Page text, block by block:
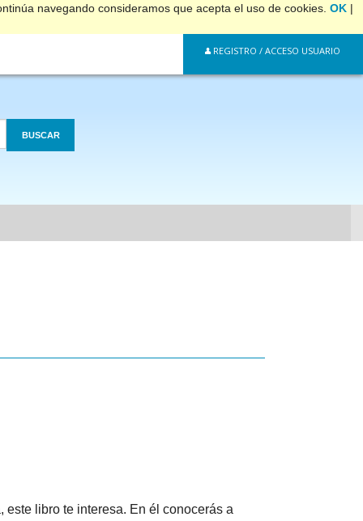
navegando consideramos que acepta el uso de cookies. OK |
REGISTRO / ACCESO USUARIO
BUSCAR
libro te interesa. En él conocerás a